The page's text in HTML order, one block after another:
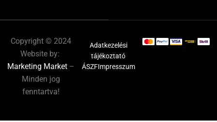
Copyright © 2024
Website by:
Marketing Market –
Minden jog
fenntartva!
Adatkezelési
tájékoztató
ÁSZFImpresszum